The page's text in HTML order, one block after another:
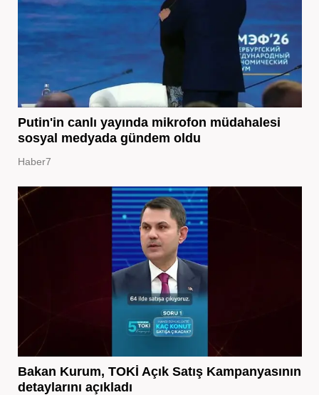
Putin'in canlı yayında mikrofon müdahalesi
sosyal medyada gündem oldu
Haber7
Bakan Kurum, TOKİ Açık Satış Kampanyasının
detaylarını açıkladı